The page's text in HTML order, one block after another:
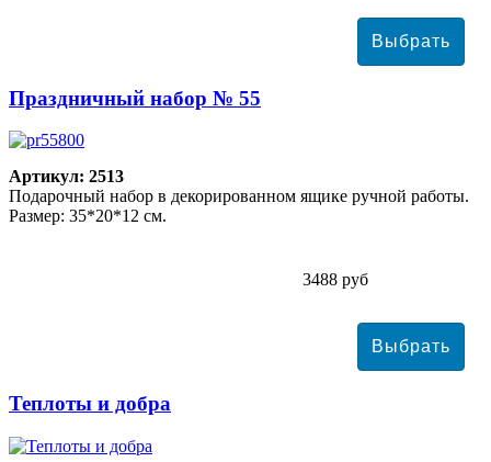
Праздничный набор № 55
Артикул: 2513
Подарочный набор в декорированном ящике ручной работы.
Размер: 35*20*12 см.
3488 руб
Теплоты и добра